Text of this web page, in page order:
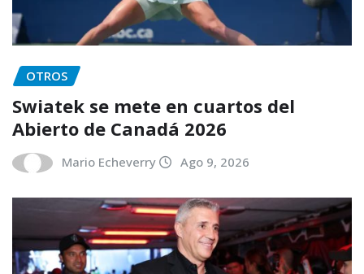
OTROS
Swiatek se mete en cuartos del
Abierto de Canadá 2026
Mario Echeverry Ago 9, 2026